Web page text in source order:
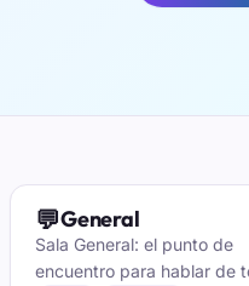
💬General
Sala General: el punto de
encuentro para hablar de